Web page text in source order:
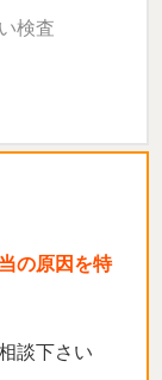
検査
の原因を特
談下さい